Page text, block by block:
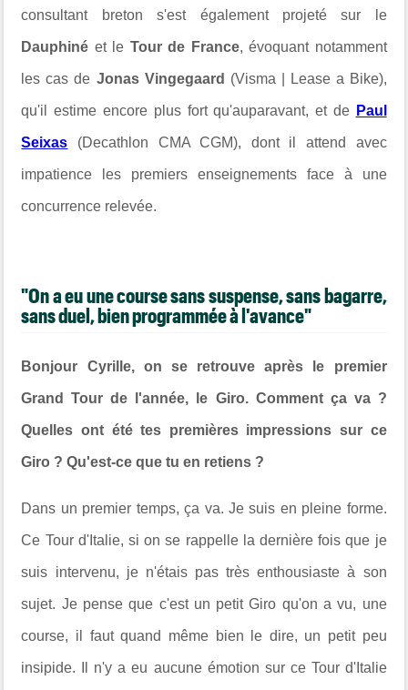
consultant breton s'est également projeté sur le
Dauphiné et le Tour de France, évoquant notamment
les cas de Jonas Vingegaard (Visma | Lease a Bike),
qu'il estime encore plus fort qu'auparavant, et de Paul
Seixas (Decathlon CMA CGM), dont il attend avec
impatience les premiers enseignements face à une
concurrence relevée.
"On a eu une course sans suspense, sans bagarre,
sans duel, bien programmée à l'avance"
Bonjour Cyrille, on se retrouve après le premier
Grand Tour de l'année, le Giro. Comment ça va ?
Quelles ont été tes premières impressions sur ce
Giro ? Qu'est-ce que tu en retiens ?
Dans un premier temps, ça va. Je suis en pleine forme.
Ce Tour d'Italie, si on se rappelle la dernière fois que je
suis intervenu, je n'étais pas très enthousiaste à son
sujet. Je pense que c'est un petit Giro qu'on a vu, une
course, il faut quand même bien le dire, un petit peu
insipide. Il n'y a eu aucune émotion sur ce Tour d'Italie